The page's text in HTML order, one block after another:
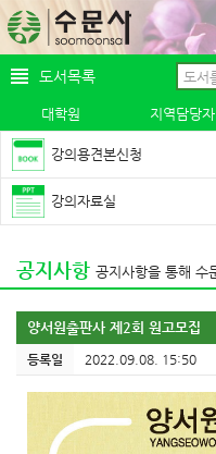
도서목록
대학원 지역담당자
강의용견본신청
강의자료실
공지사항 공지사항을 통해 수
양서원출판사 제2회 원고모집
등록일 2022.09.08. 15:50